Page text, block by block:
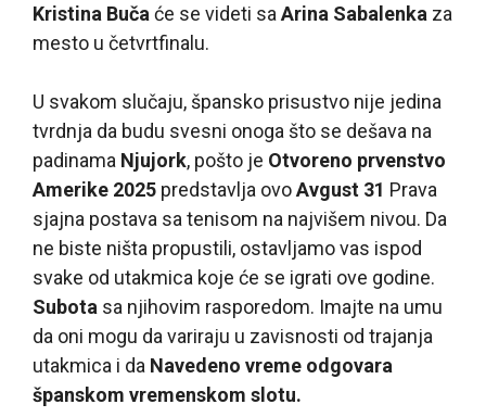
Kristina Buča će se videti sa Arina Sabalenka za
mesto u četvrtfinalu.
U svakom slučaju, špansko prisustvo nije jedina
tvrdnja da budu svesni onoga što se dešava na
padinama Njujork, pošto je Otvoreno prvenstvo
Amerike 2025 predstavlja ovoAvgust 31 Prava
sjajna postava sa tenisom na najvišem nivou. Da
ne biste ništa propustili, ostavljamo vas ispod
svake od utakmica koje će se igrati ove godine.
Subota sa njihovim rasporedom. Imajte na umu
da oni mogu da variraju u zavisnosti od trajanja
utakmica i da Navedeno vreme odgovara
španskom vremenskom slotu.